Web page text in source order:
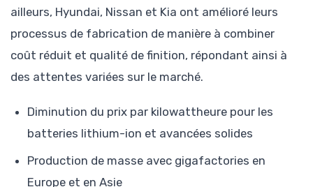
ailleurs, Hyundai, Nissan et Kia ont amélioré leurs
processus de fabrication de manière à combiner
coût réduit et qualité de finition, répondant ainsi à
des attentes variées sur le marché.
Diminution du prix par kilowattheure pour les
batteries lithium-ion et avancées solides
Production de masse avec gigafactories en
Europe et en Asie